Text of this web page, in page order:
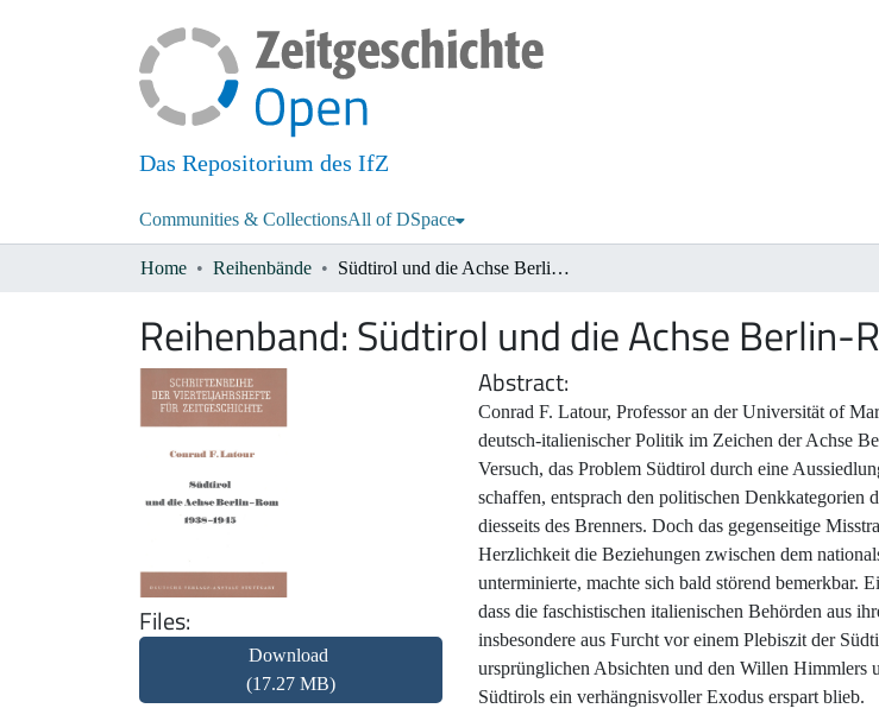
Das Repositorium des IfZ
Communities & CollectionsAll of DSpace
Home Reihenbände Südtirol und die Achse Berlin-Rom 1938 - 1945
Reihenband:Südtirol und die Achse
Files
Download
(17.27 MB)
Abstract
Conrad F. Latour, Professor an der Universität of
deutsch-italienischer Politik im Zeichen der Achse
Versuch, das Problem Südtirol durch eine
schaffen, entsprach den politischen
diesseits des Brenners. Doch das gegenseitige
Herzlichkeit die Beziehungen zwischen dem
unterminierte, machte sich bald störend bemerkbar.
dass die faschistischen italienischen Behörden aus
insbesondere aus Furcht vor einem Plebiszit der
ursprünglichen Absichten und den Willen Himmlers
Südtirols ein verhängnisvoller Exodus erspart blieb.